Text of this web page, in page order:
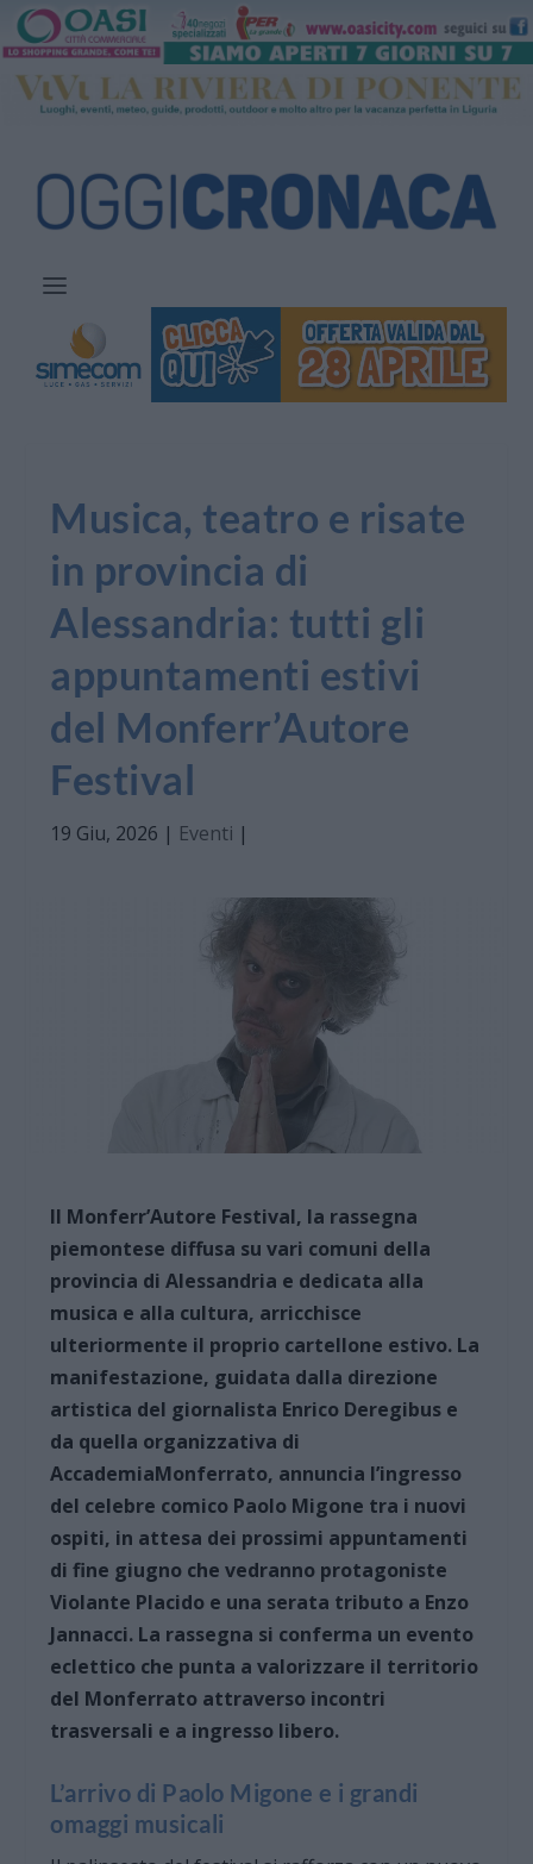
Musica, teatro e risate
in provincia di
Alessandria: tutti gli
appuntamenti estivi
del Monferr’Autore
Festival
19 Giu, 2026 | Eventi |
Il Monferr’Autore Festival, la rassegna
piemontese diffusa su vari comuni della
provincia di Alessandria e dedicata alla
musica e alla cultura, arricchisce
ulteriormente il proprio cartellone estivo. La
manifestazione, guidata dalla direzione
artistica del giornalista Enrico Deregibus e
da quella organizzativa di
AccademiaMonferrato, annuncia l’ingresso
del celebre comico Paolo Migone tra i nuovi
ospiti, in attesa dei prossimi appuntamenti
di fine giugno che vedranno protagoniste
Violante Placido e una serata tributo a Enzo
Jannacci. La rassegna si conferma un evento
eclettico che punta a valorizzare il territorio
del Monferrato attraverso incontri
trasversali e a ingresso libero.
L’arrivo di Paolo Migone e i grandi
omaggi musicali